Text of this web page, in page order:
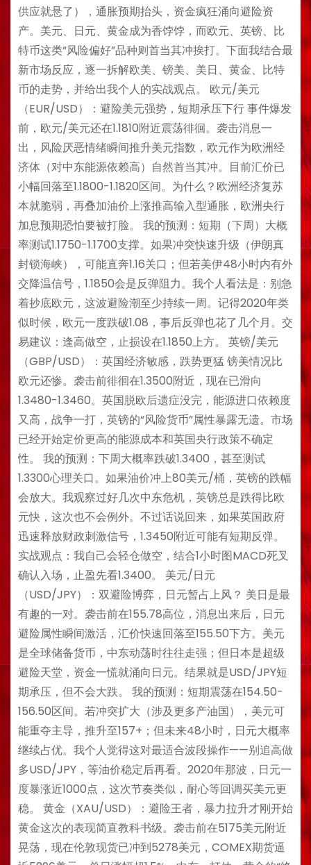
供应就悬了），通胀预期抬头，资金疯狂涌向避险资
产。美元、日元、黄金成为香饽饽，而欧元、英镑、比
特币这类“风险偏好”品种则首当其冲挨打。下面我结合最
新市场反应，逐一拆解欧美、镑美、美日、黄金、比特
币的走势，并给出我个人的实战观点。 欧元/美元
（EUR/USD）：避险美元强势，短期承压下行 事件爆发
前，欧元/美元还在1.1810附近震荡徘徊。袭击消息一
出，风险厌恶情绪瞬间推升美元指数，欧元作为欧洲经
济体（对中东能源依赖高）自然首当其冲。目前汇价已
小幅回落至1.1800-1.1820区间。为什么？欧洲经济复苏
本就脆弱，再叠加油价上涨推高输入型通胀，欧洲央行
加息预期恐怕要被打脸。 我的预测：短期（下周）大概
率测试1.1750-1.1700支撑。如果冲突快速升级（伊朗真
封锁海峡），可能直奔1.16关口；但若美伊48小时内有外
交降温信号，1.1850会是反弹阻力。我个人看法是：别急
着抄底欧元，这波避险潮至少持续一周。记得2020年类
似时候，欧元一度跌破1.08，事后反弹也花了几个月。交
易建议：逢高做空，止损设在1.1850上方。 英镑/美元
（GBP/USD）：英国经济敏感，跌势更猛 镑美情况比
欧元还惨。袭击前徘徊在1.3500附近，现在已滑向
1.3480-1.3460。英国脱欧后遗症没完，能源进口依赖度
又高，战争一打，英镑的“风险货币”属性暴露无遗。市场
已经开始定价更高的能源成本和英国央行政策不确定
性。 我的预测：下周大概率跌破1.3400，甚至测试
1.3300心理关口。如果油价冲上80美元/桶，英镑的跌幅
会放大。我观察过好几次中东危机，英镑总是跌得比欧
元快，这次也不会例外。不过话说回来，如果英国政府
迅速释放财政刺激信号，1.3450附近可能有短期反弹。
实战观点：我自己会轻仓做空，结合1小时图MACD死叉
确认入场，止盈先看1.3400。 美元/日元
（USD/JPY）：双避险博弈，日元暂占上风？ 美日是最
有趣的一对。袭击前在155.78高位，消息出来后，日元
避险属性瞬间激活，汇价快速回落至155.50下方。美元
是全球储备货币，中东动荡时往往走强；但日本是超级
避险天堂，资金一慌就涌向日元。结果就是USD/JPY短
期承压，但不会大跌。 我的预测：短期震荡在154.50-
156.50区间。若冲突扩大（涉及更多产油国），美元可
能重夺主导，推升至157+；但未来48小时，日元大概率
继续占优。我个人觉得这对最适合波段操作——别追高做
多USD/JPY，等油价稳定后再看。2020年那波，日元一
度暴涨近1000点，这次节奏类似，耐心等回调买美元更
稳。 黄金（XAU/USD）：避险王者，暴力拉升才刚开始
黄金这次的表现简直教科书级。袭击前在5175美元附近
晃荡，现在伦敦现货已冲到5278美元，COMEX期货逼